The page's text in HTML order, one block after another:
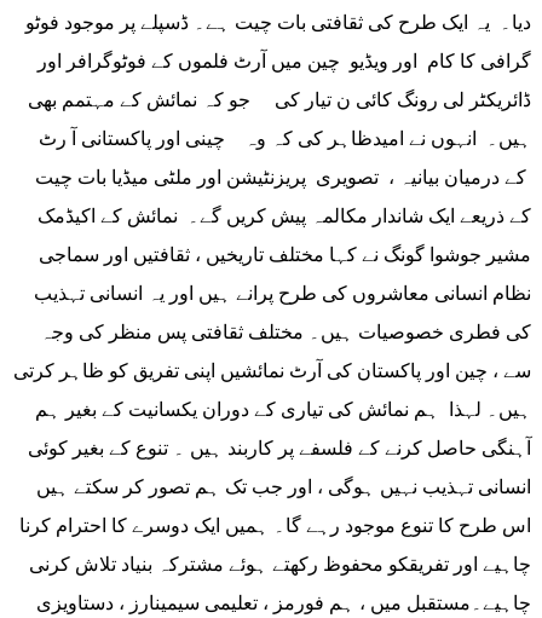
دیا۔ یہ ایک طرح کی ثقافتی بات چیت ہے۔ ڈسپلے پر موجود فوٹو
گرافی کا کام اور ویڈیو چین میں آرٹ فلموں کے فوٹوگرافر اور
ڈائریکٹر لی رونگ کائی ن تیار کی جو کہ نمائش کے مہتمم بھی
ہیں۔ انہوں نے امیدظاہر کی کہ وہ چینی اور پاکستانی آ رٹ
کے درمیان بیانیہ ، تصویری پریزنٹیشن اور ملٹی میڈیا بات چیت
کے ذریعے ایک شاندار مکالمہ پیش کریں گے۔ نمائش کے اکیڈمک
مشیر جوشوا گونگ نے کہا مختلف تاریخیں ، ثقافتیں اور سماجی
نظام انسانی معاشروں کی طرح پرانے ہیں اور یہ انسانی تہذیب
کی فطری خصوصیات ہیں۔ مختلف ثقافتی پس منظر کی وجہ
سے ، چین اور پاکستان کی آرٹ نمائشیں اپنی تفریق کو ظاہر کرتی
ہیں۔ لہذا ہم نمائش کی تیاری کے دوران یکسانیت کے بغیر ہم
آہنگی حاصل کرنے کے فلسفے پر کاربند ہیں ۔ تنوع کے بغیر کوئی
انسانی تہذیب نہیں ہوگی ، اور جب تک ہم تصور کر سکتے ہیں
اس طرح کا تنوع موجود رہے گا۔ ہمیں ایک دوسرے کا احترام کرنا
چاہیے اور تفریقکو محفوظ رکھتے ہوئے مشترکہ بنیاد تلاش کرنی
چاہیے۔مستقبل میں ، ہم فورمز ، تعلیمی سیمینارز ، دستاویزی